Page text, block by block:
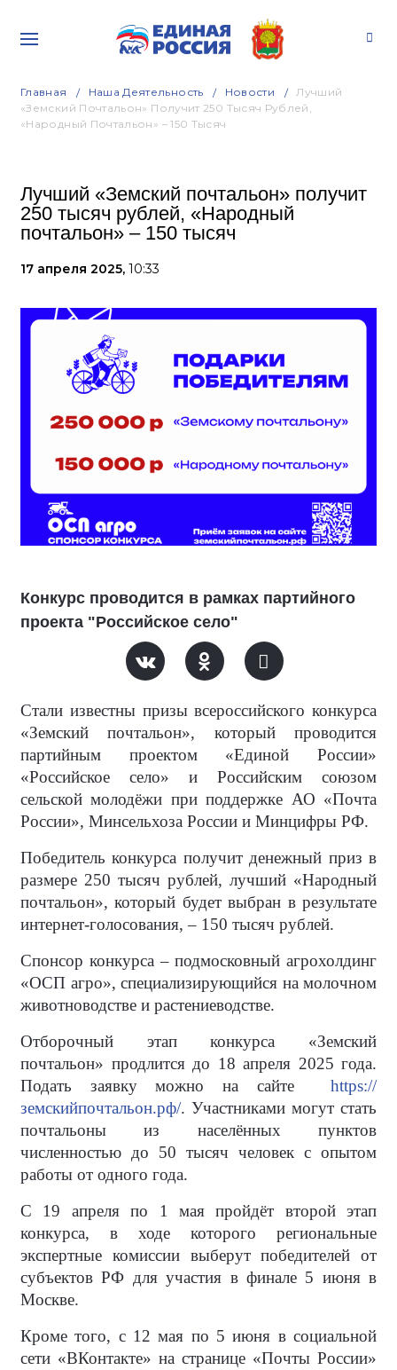
Главная Наша Деятельность Новости
Лучший
«Земский Почтальон» Получит 250 Тысяч Рублей,
«Народный Почтальон» – 150 Тысяч
Лучший «Земский почтальон» получит
250 тысяч рублей, «Народный
почтальон» – 150 тысяч
17 апреля 2025, 10:33
Конкурс проводится в рамках партийного
проекта "Российское село"
Стали известны призы всероссийского конкурса
«Земский почтальон», который проводится
партийным проектом «Единой России»
«Российское село» и Российским союзом
сельской молодёжи при поддержке АО «Почта
России», Минсельхоза России и Минцифры РФ.
Победитель конкурса получит денежный приз в
размере 250 тысяч рублей, лучший «Народный
почтальон», который будет выбран в результате
интернет-голосования, – 150 тысяч рублей.
Спонсор конкурса – подмосковный агрохолдинг
«ОСП агро», специализирующийся на молочном
животноводстве и растениеводстве.
Отборочный этап конкурса «Земский
почтальон» продлится до 18 апреля 2025 года.
Подать заявку можно на сайте https://
земскийпочтальон.рф/. Участниками могут стать
почтальоны из населённых пунктов
численностью до 50 тысяч человек с опытом
работы от одного года.
С 19 апреля по 1 мая пройдёт второй этап
конкурса, в ходе которого региональные
экспертные комиссии выберут победителей от
субъектов РФ для участия в финале 5 июня в
Москве.
Кроме того, с 12 мая по 5 июня в социальной
сети «ВКонтакте» на странице «Почты России»